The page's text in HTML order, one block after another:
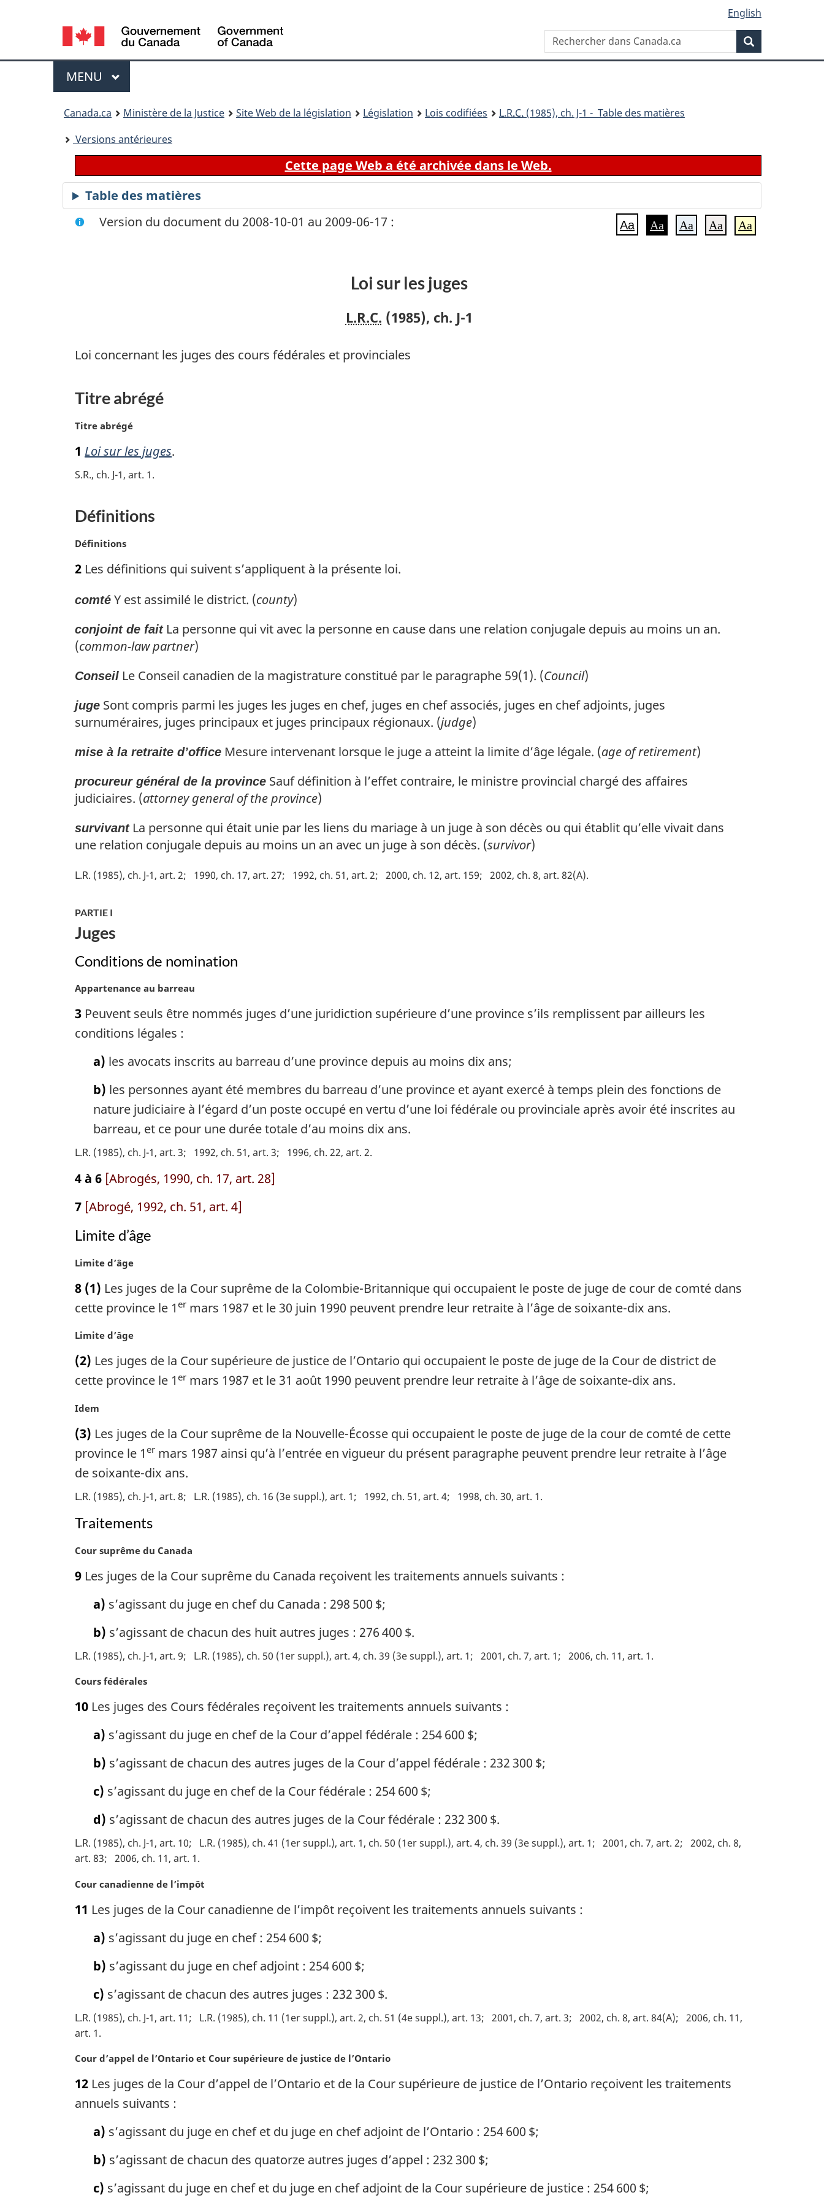
principal
À
site
version
Language
selection
English
Rechercher
dans
Canada.ca
Menu
MENU PRINCIPAL
Canada.ca Ministère de la Justice Site Web de la législation Législation Lois codifiées L.R.C. (1985), ch. J-1 - Table des matières
Versions antérieures
Cette page Web a été archivée dans le Web.
Table des matières
Aa Aa Aa Aa Aa
Version du document du 2008-10-01 au 2009-06-17 :
Loi sur les juges
L.R.C. (1985), ch. J-1
Loi concernant les juges des cours fédérales et provinciales
Titre abrégé
N
t
m
r
g
i
a
e
Titre abrégé
1 Loi sur les juges.
S.R., ch. J-1, art. 1
Définitions
N
t
m
r
g
i
n
a
l
e
:
Définitions
2 Les définitions qui suivent s’appliquent à la présente loi.
comté Y est assimilé le district. (county)
conjoint de faitLa personne qui vit avec la personne en cause dans une relation conjugale depuis au moins un an.
(common-law partner)
Conseil Le Conseil canadien de la magistrature constitué par le paragraphe 59(1). (Council)
juge Sont compris parmi les juges les juges en chef, juges en chef associés, juges en chef adjoints, juges
surnuméraires, juges principaux et juges principaux régionaux. (judge)
mise à la retraite d’office Mesure intervenant lorsque le juge a atteint la limite d’âge légale. (age of retirement)
procureur général de la province Sauf définition à l’effet contraire, le ministre provincial chargé des affaires
judiciaires. (attorney general of the province)
survivantLa personne qui était unie par les liens du mariage à un juge à son décès ou qui établit qu’elle vivait dans
une relation conjugale depuis au moins un an avec un juge à son décès. (survivor)
L.R. (1985), ch. J-1, art. 2 1990, ch. 17, art. 27 1992, ch. 51, art. 2 2000, ch. 12, art. 159 2002, ch. 8, art. 82(A)
PARTIE I
Juges
Conditions de nomination
N
t
e
e
Appartenance au barreau
3 Peuvent seuls être nommés juges d’une juridiction supérieure d’une province s’ils remplissent par ailleurs les
conditions légales :
a) les avocats inscrits au barreau d’une province depuis au moins dix ans;
b) les personnes ayant été membres du barreau d’une province et ayant exercé à temps plein des fonctions de
nature judiciaire à l’égard d’un poste occupé en vertu d’une loi fédérale ou provinciale après avoir été inscrites au
barreau, et ce pour une durée totale d’au moins dix ans.
L.R. (1985), ch. J-1, art. 3 1992, ch. 51, art. 3 1996, ch. 22, art. 2
4 à 6 [Abrogés, 1990, ch. 17, art. 28]
7 [Abrogé, 1992, ch. 51, art. 4]
Limite d’âge
N
t
e
a
g
i
a
e
Limite d’âge
8 (1) Les juges de la Cour suprême de la Colombie-Britannique qui occupaient le poste de juge de cour de comté dans
cette province le 1 er mars 1987 et le 30 juin 1990 peuvent prendre leur retraite à l’âge de soixante-dix ans.
N
t
e
a
g
i
n
a
l
:
Limite d’âge
(2) Les juges de la Cour supérieure de justice de l’Ontario qui occupaient le poste de juge de la Cour de district de
cette province le 1 er mars 1987 et le 31 août 1990 peuvent prendre leur retraite à l’âge de soixante-dix ans.
N
t
e
m
a
r
i
a
e
Idem
(3) Les juges de la Cour suprême de la Nouvelle-Écosse qui occupaient le poste de juge de la cour de comté de cette
province le 1 er mars 1987 ainsi qu’à l’entrée en vigueur du présent paragraphe peuvent prendre leur retraite à l’âge
de soixante-dix ans.
L.R. (1985), ch. J-1, art. 8 L.R. (1985), ch. 16 (3e suppl.), art. 1 1992, ch. 51, art. 4 1998, ch. 30, art. 1
Traitements
N
t
i
n
l
Cour suprême du Canada
9 Les juges de la Cour suprême du Canada reçoivent les traitements annuels suivants :
a) s’agissant du juge en chef du Canada : 298 500 $;
b) s’agissant de chacun des huit autres juges : 276 400 $.
L.R. (1985), ch. J-1, art. 9 L.R. (1985), ch. 50 (1er suppl.), art. 4, ch. 39 (3e suppl.), art. 1 2001, ch. 7, art. 1 2006, ch. 11, art. 1
N
t
l
e
:
Cours fédérales
10 Les juges des Cours fédérales reçoivent les traitements annuels suivants :
a) s’agissant du juge en chef de la Cour d’appel fédérale : 254 600 $;
b) s’agissant de chacun des autres juges de la Cour d’appel fédérale : 232 300 $;
c) s’agissant du juge en chef de la Cour fédérale : 254 600 $;
d) s’agissant de chacun des autres juges de la Cour fédérale : 232 300 $.
L.R. (1985), ch. J-1, art. 10 L.R. (1985), ch. 41 (1er suppl.), art. 1, ch. 50 (1er suppl.), art. 4, ch. 39 (3e suppl.), art. 1 2001, ch. 7, art. 2
2002, ch. 8,
art. 83
2006, ch. 11, art. 1
N
t
a
l
e
Cour canadienne de l’impôt
11 Les juges de la Cour canadienne de l’impôt reçoivent les traitements annuels suivants :
a) s’agissant du juge en chef : 254 600 $;
b) s’agissant du juge en chef adjoint : 254 600 $;
c) s’agissant de chacun des autres juges : 232 300 $.
L.R. (1985), ch. J-1, art. 11 L.R. (1985), ch. 11 (1er suppl.), art. 2, ch. 51 (4e suppl.), art. 13 2001, ch. 7, art. 3 2002, ch. 8, art. 84(A)
2006, ch. 11,
art. 1
N
t
e
Cour d’appel de l’Ontario et Cour supérieure de justice de l’Ontario
12 Les juges de la Cour d’appel de l’Ontario et de la Cour supérieure de justice de l’Ontario reçoivent les traitements
annuels suivants :
a) s’agissant du juge en chef et du juge en chef adjoint de l’Ontario : 254 600 $;
b) s’agissant de chacun des quatorze autres juges d’appel : 232 300 $;
c) s’agissant du juge en chef et du juge en chef adjoint de la Cour supérieure de justice : 254 600 $;